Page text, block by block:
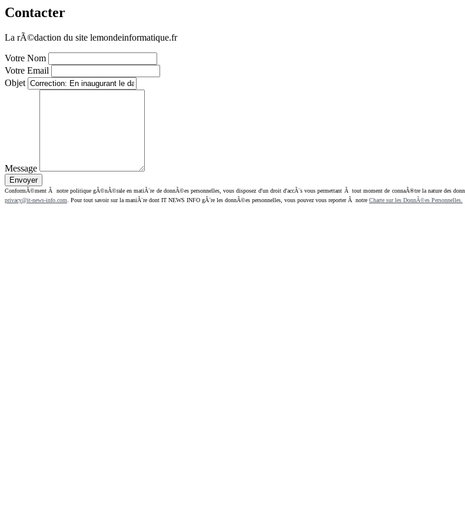
Contacter
La rÃ©daction du site lemondeinformatique.fr
Votre Nom
Votre Email
Objet
Message
ConformÃ©ment Ã notre politique gÃ©nÃ©rale en matiÃ¨re de donnÃ©es personnelles, vous disposez d'un droit d'accÃ¨s vous permettant Ã tout moment de connaÃ®tre la nature des
privacy@it-news-info.com . Pour tout savoir sur la maniÃ¨re dont IT NEWS INFO gÃ¨re les donnÃ©es personnelles, vous pouvez vous reporter Ã notre Charte sur les DonnÃ©es Personnelles.